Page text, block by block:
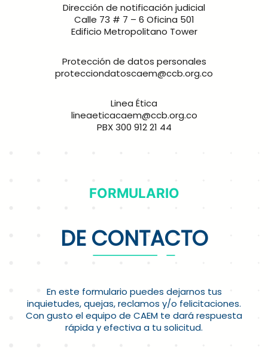
Dirección de notificación judicial
Calle 73 # 7 – 6 Oficina 501
Edificio Metropolitano Tower
Protección de datos personales
protecciondatoscaem@ccb.org.co
Linea Ética
lineaeticacaem@ccb.org.co
PBX 300 912 21 44
FORMULARIO
DE CONTACTO
En este formulario puedes dejarnos tus
inquietudes, quejas, reclamos y/o felicitaciones.
Con gusto el equipo de CAEM te dará respuesta
rápida y efectiva a tu solicitud.